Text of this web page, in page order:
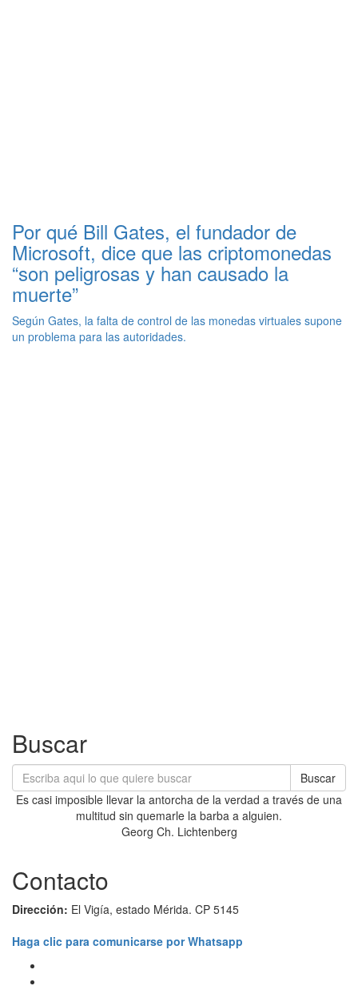
Por qué Bill Gates, el fundador de
Microsoft, dice que las criptomonedas
“son peligrosas y han causado la
muerte”
Según Gates, la falta de control de las monedas virtuales supone
un problema para las autoridades.
Buscar
Buscar
Es casi imposible llevar la antorcha de la verdad a través de una
multitud sin quemarle la barba a alguien.
Georg Ch. Lichtenberg
Contacto
Dirección: El Vigía, estado Mérida. CP 5145
Haga clic para comunicarse por Whatsapp